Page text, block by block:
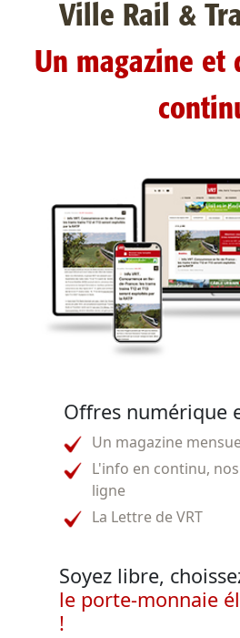
Ville Rail &
Un magazine et
Offres numérique
Un magazine
L'info en continu,
ligne
La Lettre de VRT
Soyez libre,
le porte-monnaie
!